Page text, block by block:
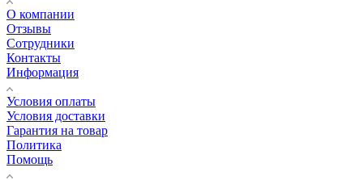
О компании
Отзывы
Сотрудники
Контакты
Информация
Условия оплаты
Условия доставки
Гарантия на товар
Политика
Помощь